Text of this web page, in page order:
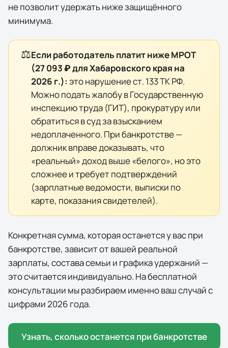
не позволит удержать ниже защищённого
минимума.
⚖️Если работодатель платит ниже МРОТ
(27 093 ₽дляХабаровского края на
2026 г.): это нарушение ст. 133 ТК РФ.
Можно подать жалобу в Государственную
инспекцию труда (ГИТ), прокуратуру или
обратиться в суд за взысканием
недоплаченного. При банкротстве —
должник вправе доказывать, что
«реальный» доход выше «белого», но это
сложнее и требует подтверждений
(зарплатные ведомости, выписки по
карте, показания свидетелей).
Конкретная сумма, которая останется у вас при
банкротстве, зависит от вашей реальной
зарплаты, состава семьи и графика удержаний —
это считается индивидуально. На бесплатной
консультации мы разбираем именно ваш случай с
цифрами2026 года.
Узнать, сколько останется при банкротстве